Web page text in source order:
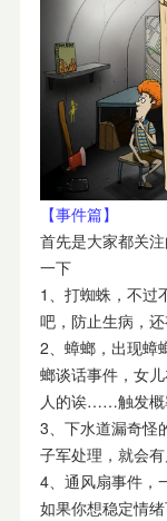
【事件篇】
首先是大家都关
一下
1、打蜘蛛，不过
吧，防止生病，
2、蟑螂，出现蟑
螂谈话事件，女
人的诶……触发概
3、下水道漏奇怪
子军处理，就会
4、通风扇事件，
如果你想稳定情